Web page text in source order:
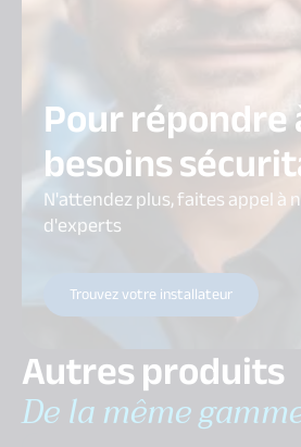
Pour répondre
besoins
N'attendez plus, faites appel à
d'experts
Trouvez votre installateur
Autres produits
De la même